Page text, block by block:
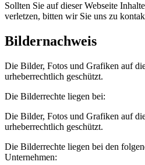
Sollten Sie auf dieser Webseite
verletzen, bitten wir Sie uns zu
Bildernachweis
Die Bilder, Fotos und Grafiken auf
urheberrechtlich geschützt.
Die Bilderrechte liegen bei:
Die Bilder, Fotos und Grafiken auf
urheberrechtlich geschützt.
Die Bilderrechte liegen bei den
Unternehmen: